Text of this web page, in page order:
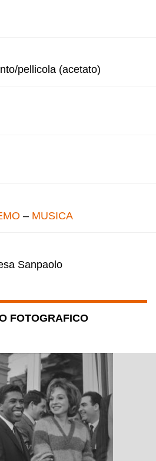
pellicola (acetato)
– MUSICA
Sanpaolo
FOTOGRAFICO